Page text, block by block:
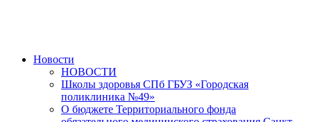
Новости
НОВОСТИ
Школы здоровья СПб ГБУЗ «Городская
поликлиника №49»
О бюджете Территориального фонда